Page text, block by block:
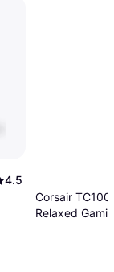
4.5
Corsair TC100
Relaxed